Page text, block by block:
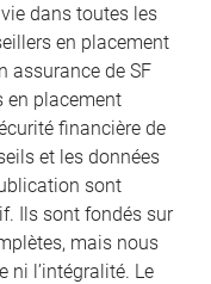
dans toutes les
en placement
assurance de SF
en placement
financière de
et les données
sont
Ils sont fondés sur
mais nous
ni l’intégralité. Le